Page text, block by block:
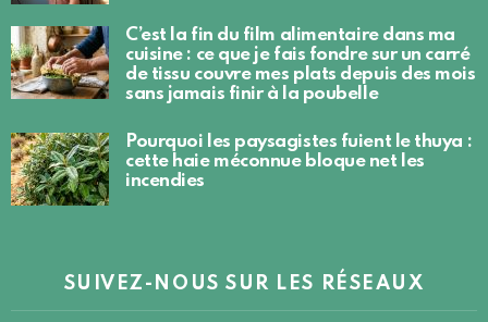
C’est la fin du film alimentaire dans ma
cuisine : ce que je fais fondre sur un carré
de tissu couvre mes plats depuis des mois
sans jamais finir à la poubelle
Pourquoi les paysagistes fuient le thuya :
cette haie méconnue bloque net les
incendies
SUIVEZ-NOUS SUR LES RÉSEAUX